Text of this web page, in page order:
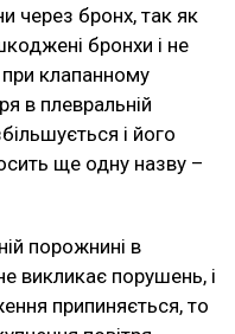
через бронх, так як
бронхи і не
клапанному
в плевральній
і його
ще одну назву –
порожнині в
викликає порушень, і
припиняється, то